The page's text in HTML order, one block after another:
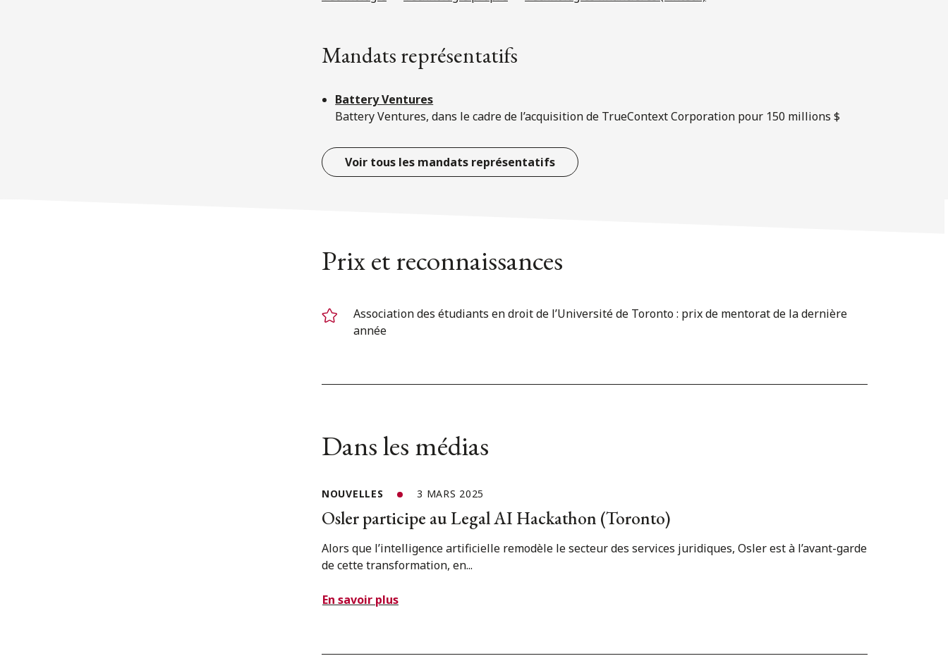
Mandats représentatifs
Battery Ventures
Battery Ventures, dans le cadre de l’acquisition de TrueContext Corporation pour 150 millions $
Voir tous les mandats représentatifs
Prix et reconnaissances
Association des étudiants en droit de l’Université de Toronto : prix de mentorat de la dernière
année
Dans les médias
NOUVELLES 3 MARS 2025
Osler participe au Legal AI Hackathon (Toronto)
Alors que l’intelligence artificielle remodèle le secteur des services juridiques, Osler est à l’avant-garde
de cette transformation, en...
En savoir plus